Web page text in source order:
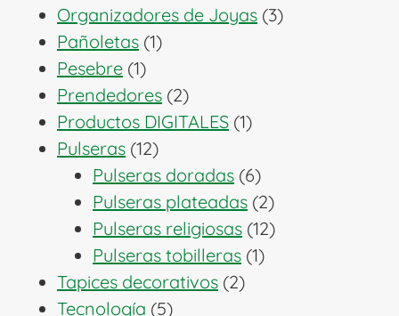
producto
Organizadores de Joyas 33
Pañoletas 11
Pesebre 11
producto
Prendedores 22
productos
Productos DIGITALES 11
Pulseras 1212
productos
Pulseras doradas 66
productos
Pulseras plateadas 22
productos
Pulseras religiosas 1212
Pulseras tobilleras 11
Tapices decorativos 22
Tecnología 55